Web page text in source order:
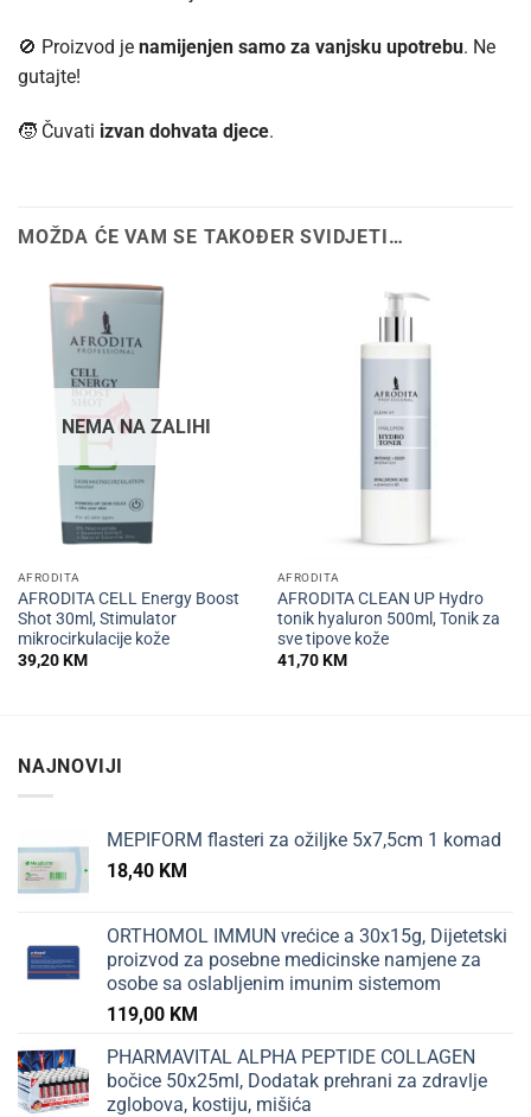
🚫 Proizvod je namijenjen samo za vanjsku upotrebu. Ne
gutajte!
🧒 Čuvati izvan dohvata djece.
MOŽDA ĆE VAM SE TAKOĐER SVIDJETI…
NEMA NA ZALIHI
AFRODITA
AFRODITA CELL Energy Boost
Shot 30ml, Stimulator
mikrocirkulacije kože
39,20KM
AFRODITA
AFRODITA CLEAN UP Hydro
tonik hyaluron 500ml, Tonik za
sve tipove kože
41,70KM
NAJNOVIJI
MEPIFORM flasteri za ožiljke 5x7,5cm 1 komad
18,40 KM
ORTHOMOL IMMUN vrećice a 30x15g, Dijetetski
proizvod za posebne medicinske namjene za
osobe sa oslabljenim imunim sistemom
119,00 KM
PHARMAVITAL ALPHA PEPTIDE COLLAGEN
bočice 50x25ml, Dodatak prehrani za zdravlje
zglobova, kostiju, mišića